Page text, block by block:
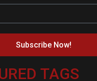
Subscribe Now!
TAGS